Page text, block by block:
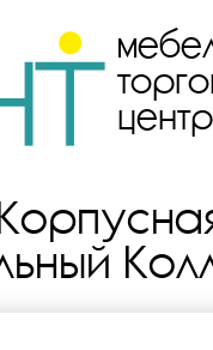
центр